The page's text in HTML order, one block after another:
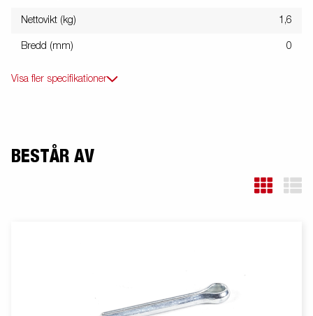
Nettovikt (kg) 1,6
Bredd (mm) 0
Visa fler specifikationer
BESTÅR AV